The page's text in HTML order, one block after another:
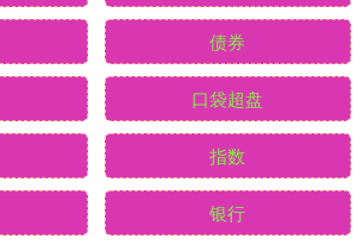
债券
口袋超盘
指数
银行